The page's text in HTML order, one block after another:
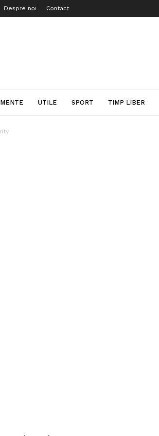
Despre noi Contact
UTILE SPORT TIMP LIBER